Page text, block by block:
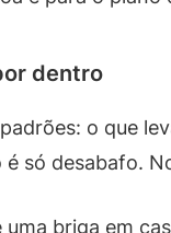
dentro
o que
só desabafo.
briga em